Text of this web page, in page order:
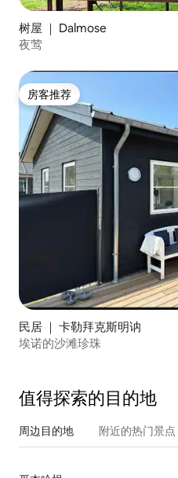
树屋 ｜ Dalmose
夜莺
房客推荐
房客推荐
民居 ｜ 卡勒拜克斯明讷
埃诺的沙滩珍珠
值得探索的目的地
周边目的地 附近的热门景点